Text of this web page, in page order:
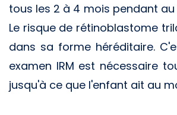
tous les 2 à 4 mois pendant
Le risque de rétinoblastome
dans sa forme héréditaire.
examen IRM est nécessaire
jusqu'à ce que l'enfant ait au